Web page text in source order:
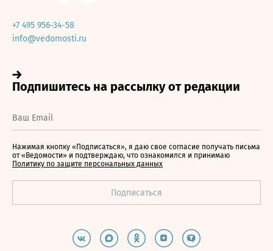
+7 495 956-34-58
info@vedomosti.ru
Нажимая кнопку «Подписаться», я даю свое согласие получать письма
от «Ведомости» и подтверждаю, что ознакомился и принимаю
Политику по защите персональных данных